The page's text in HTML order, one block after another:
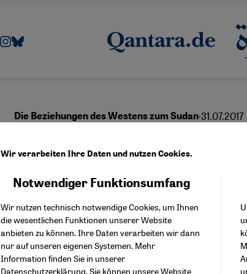
Die Beziehungen des Westens zum Sudan·31.07.2017
Vom
Deutsch English عربي
Wir verarbeiten Ihre Daten und nutzen Cookies.
Notwendiger Funktionsumfang
Wir nutzen technisch notwendige Cookies, um Ihnen
die wesentlichen Funktionen unserer Website
anbieten zu können. Ihre Daten verarbeiten wir dann
nur auf unseren eigenen Systemen. Mehr
Information finden Sie in unserer
Datenschutzerklärung. Sie können unsere Website